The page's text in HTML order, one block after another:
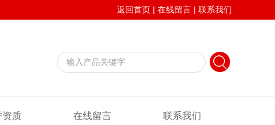
返回首页 | 在线留言 | 联系我们
资质 在线留言 联系我们